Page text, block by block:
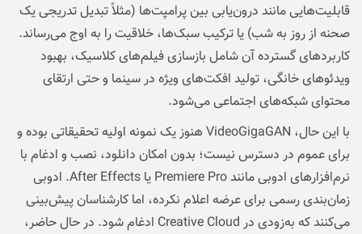
قابلیت‌هایی مانند درون‌یابی بین پرامپت‌ها (مثلاً تبدیل تدریجی یک
صحنه از روز به شب) یا ترکیب سبک‌ها، خلاقیت را به اوج می‌رساند.
کاربردهای گسترده آن شامل بازسازی فیلم‌های کلاسیک، بهبود
ویدئوهای خانگی، تولید افکت‌های ویژه در سینما و حتی ارتقای
محتوای شبکه‌های اجتماعی می‌شود.
با این حال، VideoGigaGAN هنوز یک نمونه اولیه تحقیقاتی بوده و
برای عموم در دسترس نیست؛ بدون امکان دانلود، نصب و ادغام با
نرم‌افزارهای ادوبی مانند Premiere Pro یا After Effects. ادوبی
زمان‌بندی رسمی برای عرضه اعلام نکرده، اما کارشناسان پیش‌بینی
می‌کنند که به‌زودی در Creative Cloud ادغام شود. در حال حاضر،